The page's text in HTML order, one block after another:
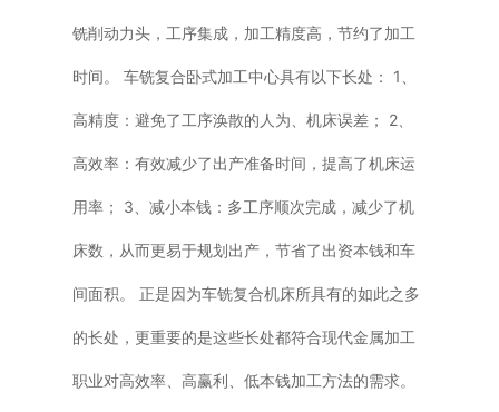
铣削动力头，工序集成，加工精度高，节约了加工
时间。 车铣复合卧式加工中心具有以下长处： 1、
高精度：避免了工序涣散的人为、机床误差； 2、
高效率：有效减少了出产准备时间，提高了机床运
用率； 3、减小本钱：多工序顺次完成，减少了机
床数，从而更易于规划出产，节省了出资本钱和车
间面积。 正是因为车铣复合机床所具有的如此之多
的长处，更重要的是这些长处都符合现代金属加工
职业对高效率、高赢利、低本钱加工方法的需求。